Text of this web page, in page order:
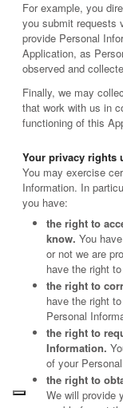
For example, you
you submit requests
provide Personal
Application, as
observed and
Finally, we may
that work with us in
functioning of this
Your privacy rights
You may exercise
Information. In
you have:
the right to
know. You
or not we are
have the right
the right to
have the right
Personal
the right to
Information.
of your
the right to
We will provide